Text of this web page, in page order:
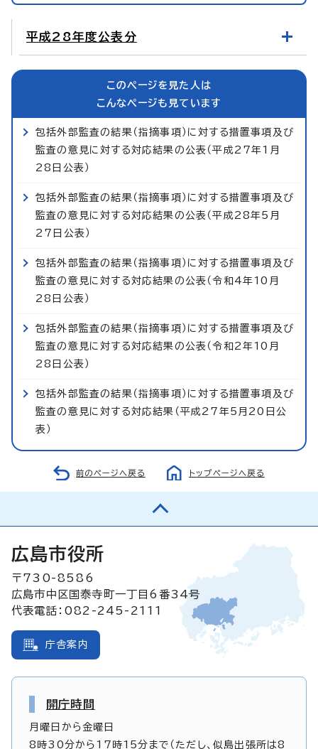
平成28年度公表分
このページを見た人は
こんなページも見ています
包括外部監査の結果（指摘事項）に対する措置事項及び
監査の意見に対する対応結果の公表（平成27年1月
28日公表）
包括外部監査の結果（指摘事項）に対する措置事項及び
監査の意見に対する対応結果の公表（平成28年5月
27日公表）
包括外部監査の結果（指摘事項）に対する措置事項及び
監査の意見に対する対応結果の公表（令和4年10月
28日公表）
包括外部監査の結果（指摘事項）に対する措置事項及び
監査の意見に対する対応結果の公表（令和2年10月
28日公表）
包括外部監査の結果（指摘事項）に対する措置事項及び
監査の意見に対する対応結果（平成27年5月20日公
表）
前のページへ戻る トップページへ戻る
広島市役所
〒730-8586
広島市中区国泰寺町一丁目6番34号
代表電話：082-245-2111
庁舎案内
開庁時間
月曜日から金曜日
8時30分から17時15分まで（ただし、似島出張所は8